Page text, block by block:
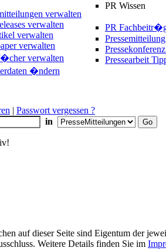
verwalten
verwalten
verwalten
verwalten
verwalten
�ndern
PR Wissen
PR
Pressearbeit
| Passwort vergessen ?
in
auf dieser Seite sind Eigentum der
Weitere Details finden Sie im